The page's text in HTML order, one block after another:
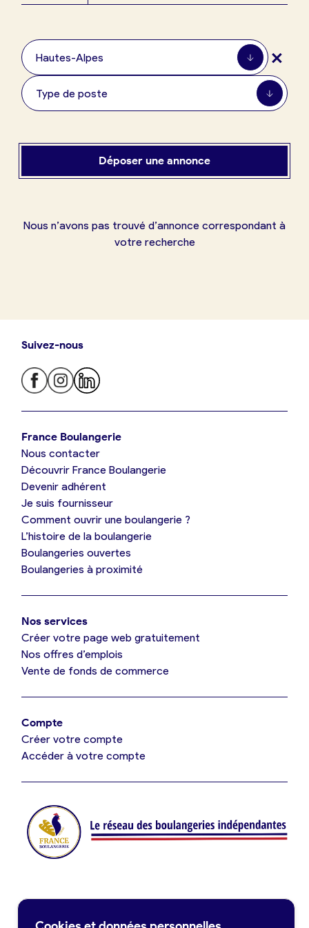
Je trouve ma boulangerie
Je suis boulanger
Je découvre France Boulangerie
Mes tarifs
Je référence ma boulangerie (gratuit)
Offres d’emploi
Je suis fournisseur
Je crée mon compte
ma
Je crée mon compte Connexion
Hautes-Alpes +
Type de poste
Déposer une annonce
Nous n’avons pas trouvé d’annonce correspondant à
votre recherche
Suivez-nous
France Boulangerie
Nous contacter
Découvrir France Boulangerie
Devenir adhérent
Je suis fournisseur
Comment ouvrir une boulangerie ?
L’histoire de la boulangerie
Boulangeries ouvertes
Boulangeries à proximité
Nos services
Créer votre page web gratuitement
Nos offres d’emplois
Vente de fonds de commerce
Compte
Créer votre compte
Accéder à votre compte